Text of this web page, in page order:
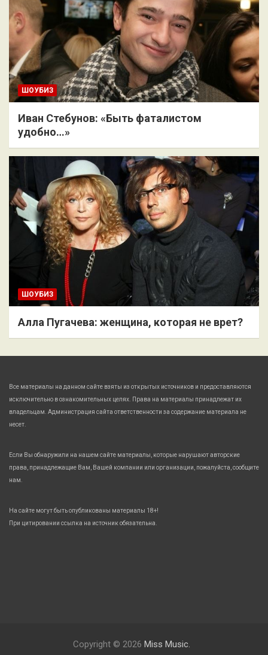
ШОУБИЗ
Иван Стебунов: «Быть фаталистом
удобно…»
ШОУБИЗ
Алла Пугачева: женщина, которая не врет?
Все материалы на данном сайте взяты из открытых источников и предоставляются
исключительно в ознакомительных целях. Права на материалы принадлежат их
владельцам. Администрация сайта ответственности за содержание материала не
несет.
Если Вы обнаружили на нашем сайте материалы, которые нарушают авторские
права, принадлежащие Вам, Вашей компании или организации, пожалуйста, сообщите
нам.
На сайте могут быть опубликованы материалы 18+!
При цитировании ссылка на источник обязательна.
Copyright © 2026 Miss Music.